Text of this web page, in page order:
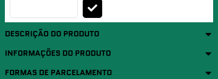
DESCRIÇÃO DO PRODUTO
INFORMAÇÕES DO PRODUTO
FORMAS DE PARCELAMENTO